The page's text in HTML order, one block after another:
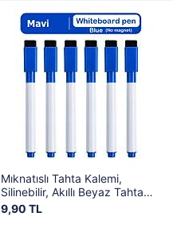
Mıknatıslı Tahta Kalemi,
Silinebilir, Akıllı Beyaz Tahta
Kalemi, Mavi Renk
9,90 TL